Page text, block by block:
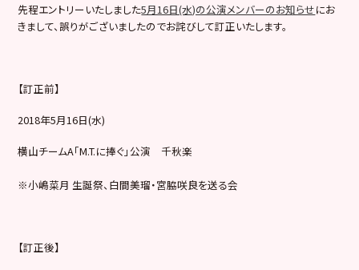
先程エントリーいたしました5月16日(水)の公演メンバーのお知らせにお
きまして、誤りがございましたのでお詫びして訂正いたします。
【訂正前】
2018年5月16日(水)
横山チームA「M.T.に捧ぐ」公演 千秋楽
※小嶋菜月 生誕祭、白間美瑠・宮脇咲良を送る会
【訂正後】